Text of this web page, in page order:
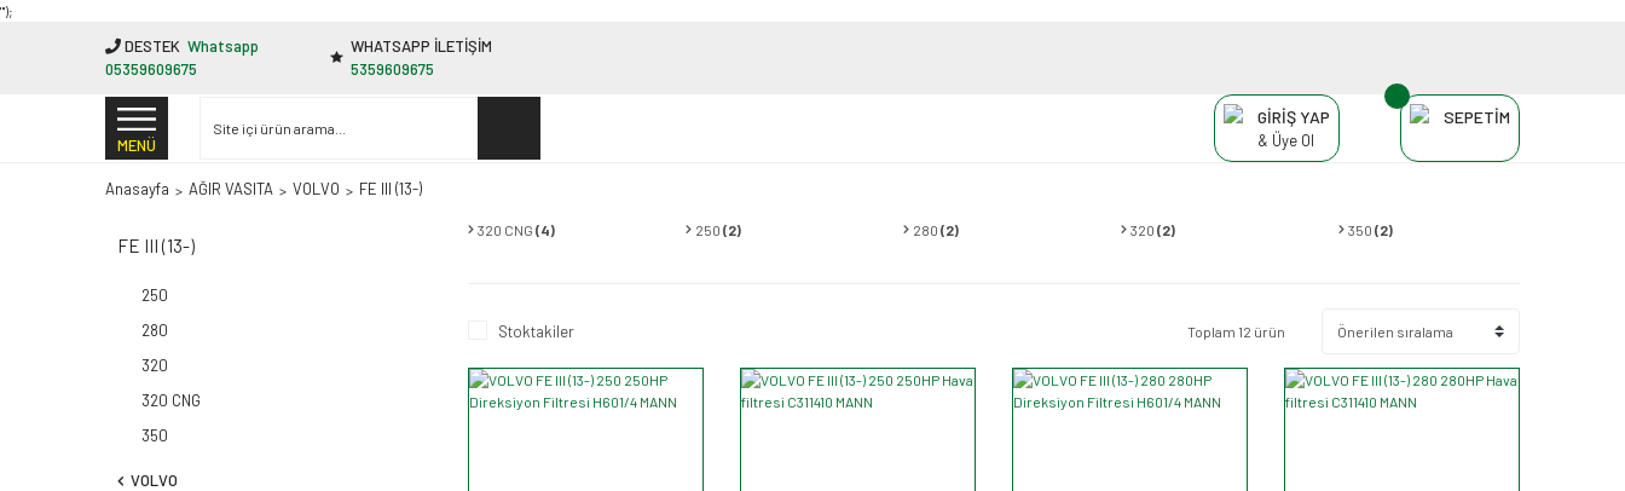
"');
DESTEK Whatsapp
05359609675
WHATSAPP İLETİŞİM
5359609675
MENÜ
GİRİŞ YAP
& Üye Ol
SEPETİM
Anasayfa AĞIR VASITA VOLVO FE III (13-)
FE III (13-)
250
280
320
320 CNG
350
VOLVO
320 CNG (4) 250 (2) 280 (2) 320 (2) 350 (2)
Stoktakiler Toplam 12 ürün